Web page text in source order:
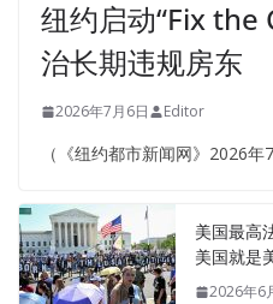
纽约启动“Fix the
治长期违规房东
2026年7月6日 Editor
（《纽约都市新闻网》2026年
美国最高
美国就是
2026年6